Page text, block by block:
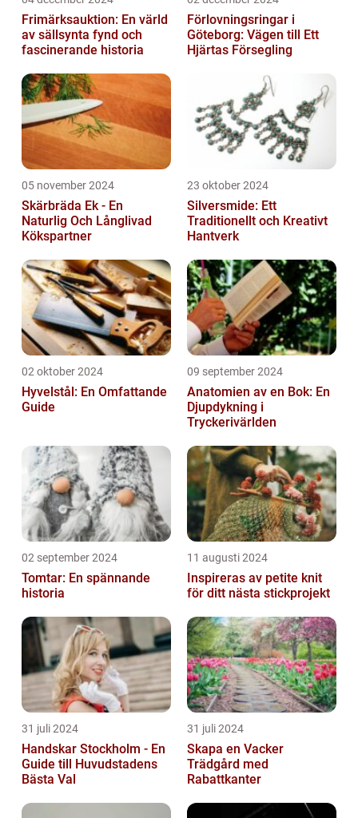
Frimärksauktion: En värld
av sällsynta fynd och
fascinerande historia
Förlovningsringar i
Göteborg: Vägen till Ett
Hjärtas Försegling
05 november 2024
Skärbräda Ek - En
Naturlig Och Långlivad
Kökspartner
23 oktober 2024
Silversmide: Ett
Traditionellt och Kreativt
Hantverk
02 oktober 2024
Hyvelstål: En Omfattande
Guide
09 september 2024
Anatomien av en Bok: En
Djupdykning i
Tryckerivärlden
02 september 2024
Tomtar: En spännande
historia
11 augusti 2024
Inspireras av petite knit
för ditt nästa stickprojekt
31 juli 2024
Handskar Stockholm - En
Guide till Huvudstadens
Bästa Val
31 juli 2024
Skapa en Vacker
Trädgård med
Rabattkanter